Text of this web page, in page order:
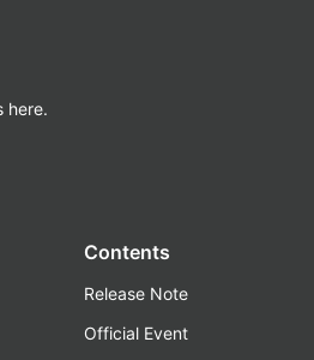
here.
Contents
Release Note
Official Event